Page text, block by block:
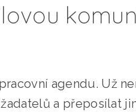
agendu. Už
a přeposílat